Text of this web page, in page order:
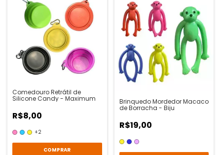
Comedouro Retrátil de
Silicone Candy - Maximum
R$8,00
+2
COMPRAR
Brinquedo Mordedor Macaco
de Borracha - Biju
R$19,00